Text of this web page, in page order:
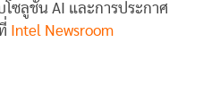
โซลูชัน AI และการประกาศ
Intel Newsroom